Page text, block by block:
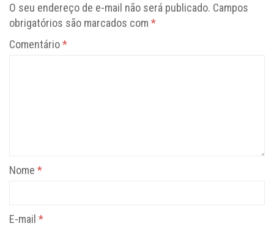
O seu endereço de e-mail não será publicado. Campos
obrigatórios são marcados com *
Comentário*
Nome *
E-mail *